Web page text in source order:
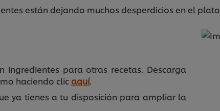
están dejando muchos desperdicios en el
ingredientes para otras recetas. Descarga
haciendo clicaquí.
ya tienes a tu disposición para ampliar la